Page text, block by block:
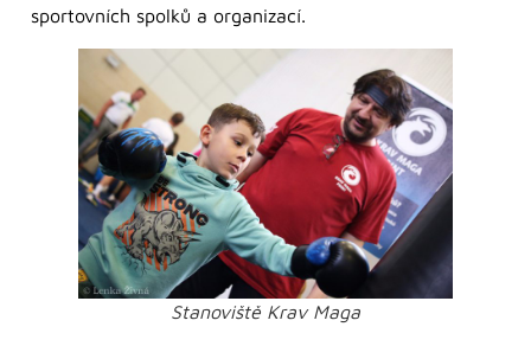
sportovních spolků a organizací.
Stanoviště Krav Maga